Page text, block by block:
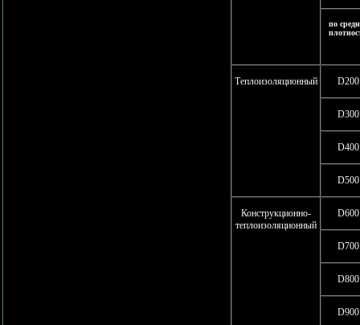
по
Теплоизоляционный D200
D300
D400
D500
Конструкционно-
теплоизоляционный
D600
D700
D800
D900